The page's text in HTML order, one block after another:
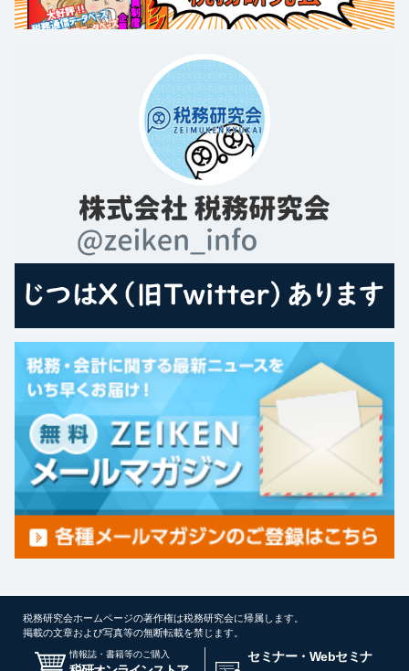
税務研究会ホームページの著作権は税務研究会に帰属します。
掲載の文章および写真等の無断転載を禁じます。
情報誌・書籍等のご購入
セミナー・Webセミナ